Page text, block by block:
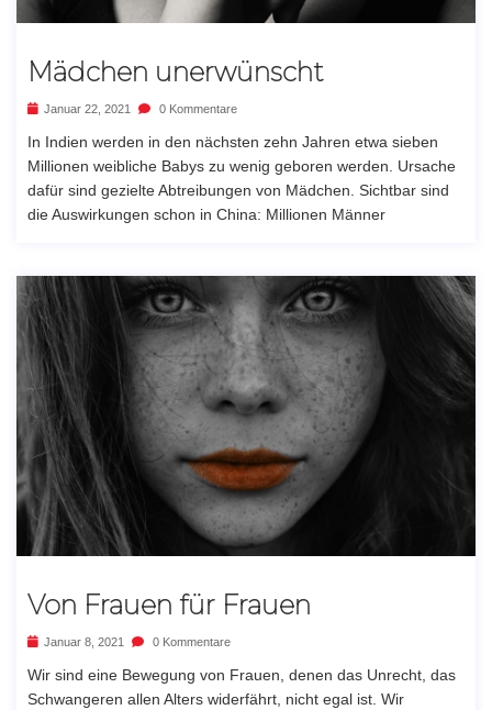
Mädchen unerwünscht
Januar 22, 2021 0 Kommentare
In Indien werden in den nächsten zehn Jahren etwa sieben
Millionen weibliche Babys zu wenig geboren werden. Ursache
dafür sind gezielte Abtreibungen von Mädchen. Sichtbar sind
die Auswirkungen schon in China: Millionen Männer
Von Frauen für Frauen
Januar 8, 2021 0 Kommentare
Wir sind eine Bewegung von Frauen, denen das Unrecht, das
Schwangeren allen Alters widerfährt, nicht egal ist. Wir